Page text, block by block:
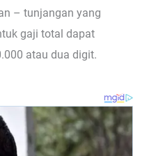
– tunjangan yang
gaji total dapat
atau dua digit.